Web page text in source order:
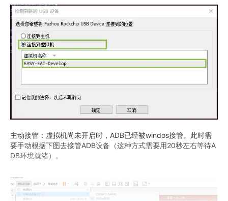
主动接管：虚拟机尚未开启时，ADB已经被windos接管。此时需
要手动根据下图去接管ADB设备（这种方式需要用20秒左右等待A
DB环境就绪）。